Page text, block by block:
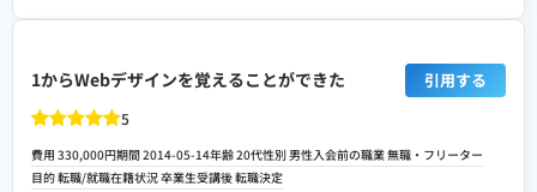
転職や就職/副業・独立サポートの満足度
自分は今回副業・フリーランス目的で受講しましたが、独立に関するサポートは特にあ
りませんでした。また、転職や就職についても仕事の斡旋業務は行なっていないとの事
なので、就職サポートの満足度は低いと感じました。
スクールへの改善ポイント
1からWebデザインを覚えることができた 引用する
5
費用 330,000円期間 2014-05-14年齢 20代性別 男性入会前の職業 無職・フリーター
目的 転職/就職在籍状況 卒業生受講後 転職決定